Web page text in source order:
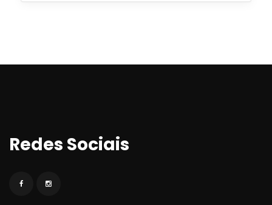
Redes Sociai